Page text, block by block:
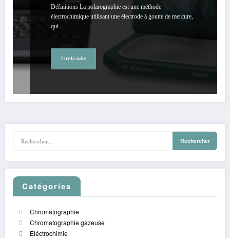
Définitions La polarographie est une méthode
électrochimique utilisant une électrode à goutte de mercure,
qui…
Lire la suite
Catégories
Chromatographie
Chromatographie gazeuse
Eléctrochimie